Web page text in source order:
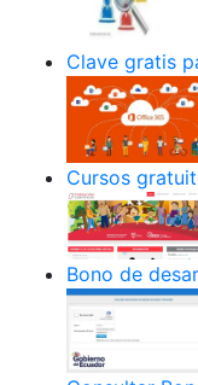
Clave gratis
Cursos
Bono de